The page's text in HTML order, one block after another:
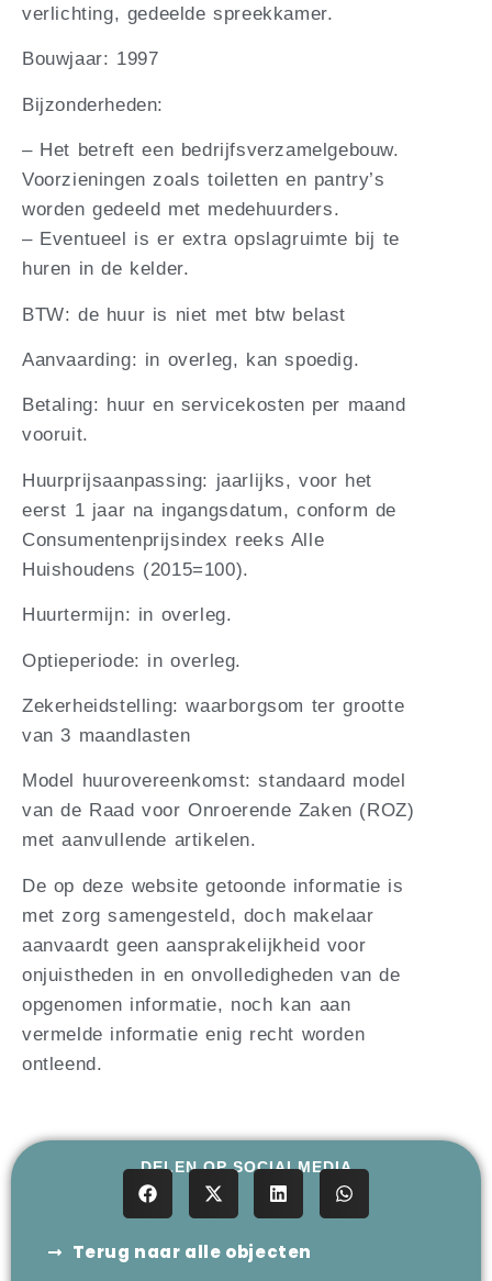
verlichting, gedeelde spreekkamer.
Bouwjaar: 1997
Bijzonderheden:
– Het betreft een bedrijfsverzamelgebouw.
Voorzieningen zoals toiletten en pantry’s
worden gedeeld met medehuurders.
– Eventueel is er extra opslagruimte bij te
huren in de kelder.
BTW: de huur is niet met btw belast
Aanvaarding: in overleg, kan spoedig.
Betaling: huur en servicekosten per maand
vooruit.
Huurprijsaanpassing: jaarlijks, voor het
eerst 1 jaar na ingangsdatum, conform de
Consumentenprijsindex reeks Alle
Huishoudens (2015=100).
Huurtermijn: in overleg.
Optieperiode: in overleg.
Zekerheidstelling: waarborgsom ter grootte
van 3 maandlasten
Model huurovereenkomst: standaard model
van de Raad voor Onroerende Zaken (ROZ)
met aanvullende artikelen.
De op deze website getoonde informatie is
met zorg samengesteld, doch makelaar
aanvaardt geen aansprakelijkheid voor
onjuistheden in en onvolledigheden van de
opgenomen informatie, noch kan aan
vermelde informatie enig recht worden
ontleend.
DELEN OP SOCIALMEDIA
Terug naar alle objecten